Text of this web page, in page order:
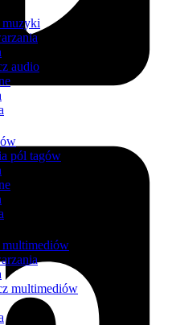
audio
pól tagów
multimediów